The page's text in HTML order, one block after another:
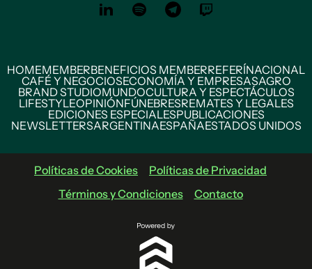
HOMEMEMBERBENEFICIOS MEMBERREFERÍNACIONAL
CAFÉ Y NEGOCIOSECONOMÍA Y EMPRESASAGRO
BRAND STUDIOMUNDOCULTURA Y ESPECTÁCULOS
LIFESTYLEOPINIÓNFÚNEBRESREMATES Y LEGALES
EDICIONES ESPECIALESPUBLICACIONES
NEWSLETTERSARGENTINAESPAÑAESTADOS UNIDOS
Políticas de Cookies
Políticas de Privacidad
Términos y Condiciones
Contacto